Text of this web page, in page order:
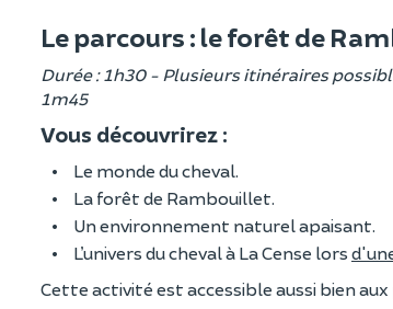
Le parcours : le forêt de
Durée : 1h30 - Plusieurs itinéraires
1m45
Vous découvrirez :
Le monde du cheval.
La forêt de Rambouillet.
Un environnement naturel apaisant.
L’univers du cheval à La Cense lors
Cette activité est accessible aussi bien